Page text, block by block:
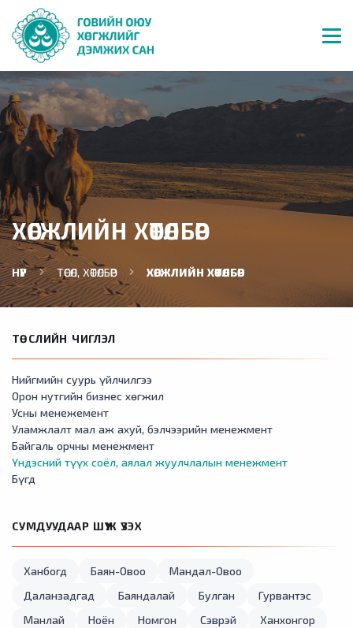
ХӨГЖЛИЙН ХӨТӨЛБӨР
НҮҮР ТӨСӨЛ, ХӨТӨЛБӨР ХӨГЖЛИЙН ХӨТӨЛБӨР
ТӨСЛИЙН ЧИГЛЭЛ
Нийгмийн суурь үйлчилгээ
Орон нутгийн бизнес хөгжил
Усны менежемент
Уламжлалт мал аж ахуй, бэлчээрийн менежмент
Байгаль орчны менежмент
Үндэсний түүх соёл, аялал жуулчлалын менежмент
Бүгд
СУМДУУДААР ШҮҮЖ ҮЗЭХ
Ханбогд Баян-Овоо
Мандал-Овоо
Даланзадгад
Баяндалай Булган
Гурвантэс
Манлай
Ноён Номгон Сэврэй
Ханхонгор